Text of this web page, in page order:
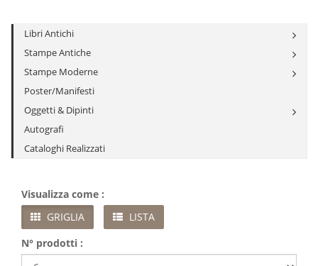
Libri Antichi
Stampe Antiche
Stampe Moderne
Poster/Manifesti
Oggetti & Dipinti
Autografi
Cataloghi Realizzati
Visualizza come :
GRIGLIA
LISTA
N° prodotti :